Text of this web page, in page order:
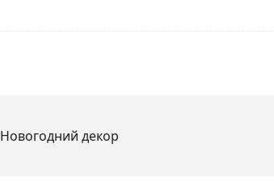
Новогодний декор